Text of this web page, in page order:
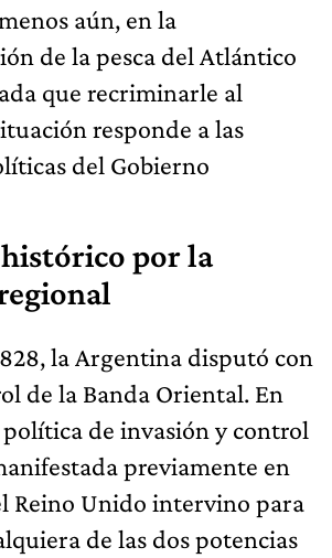
aún, en la
de la pesca del Atlántico
que recriminarle al
responde a las
del Gobierno
por la
la Argentina disputó con
de la Banda Oriental. En
de invasión y control
previamente en
Reino Unido intervino para
de las dos potencias